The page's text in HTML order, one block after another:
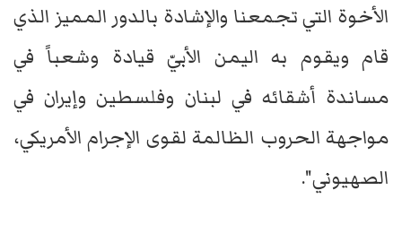
الأخوة التي تجمعنا والإشادة بالدور المميز الذي
قام ويقوم به اليمن الأبيّ قيادة وشعباً في
مساندة أشقائه في لبنان وفلسطين وإيران في
مواجهة الحروب الظالمة لقوى الإجرام الأمريكي،
الصهيوني".